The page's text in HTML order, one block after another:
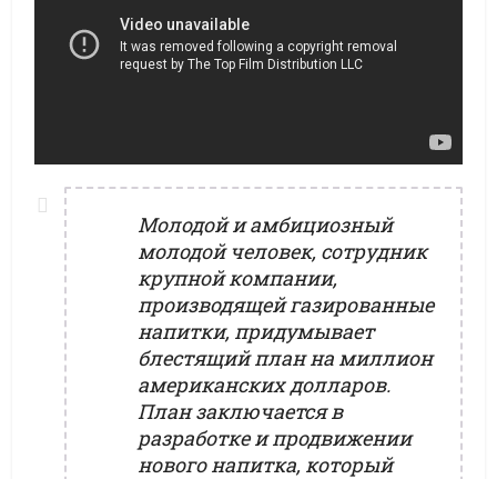
Молодой и амбициозный
молодой человек, сотрудник
крупной компании,
производящей газированные
напитки, придумывает
блестящий план на миллион
американских долларов.
План заключается в
разработке и продвижении
нового напитка, который